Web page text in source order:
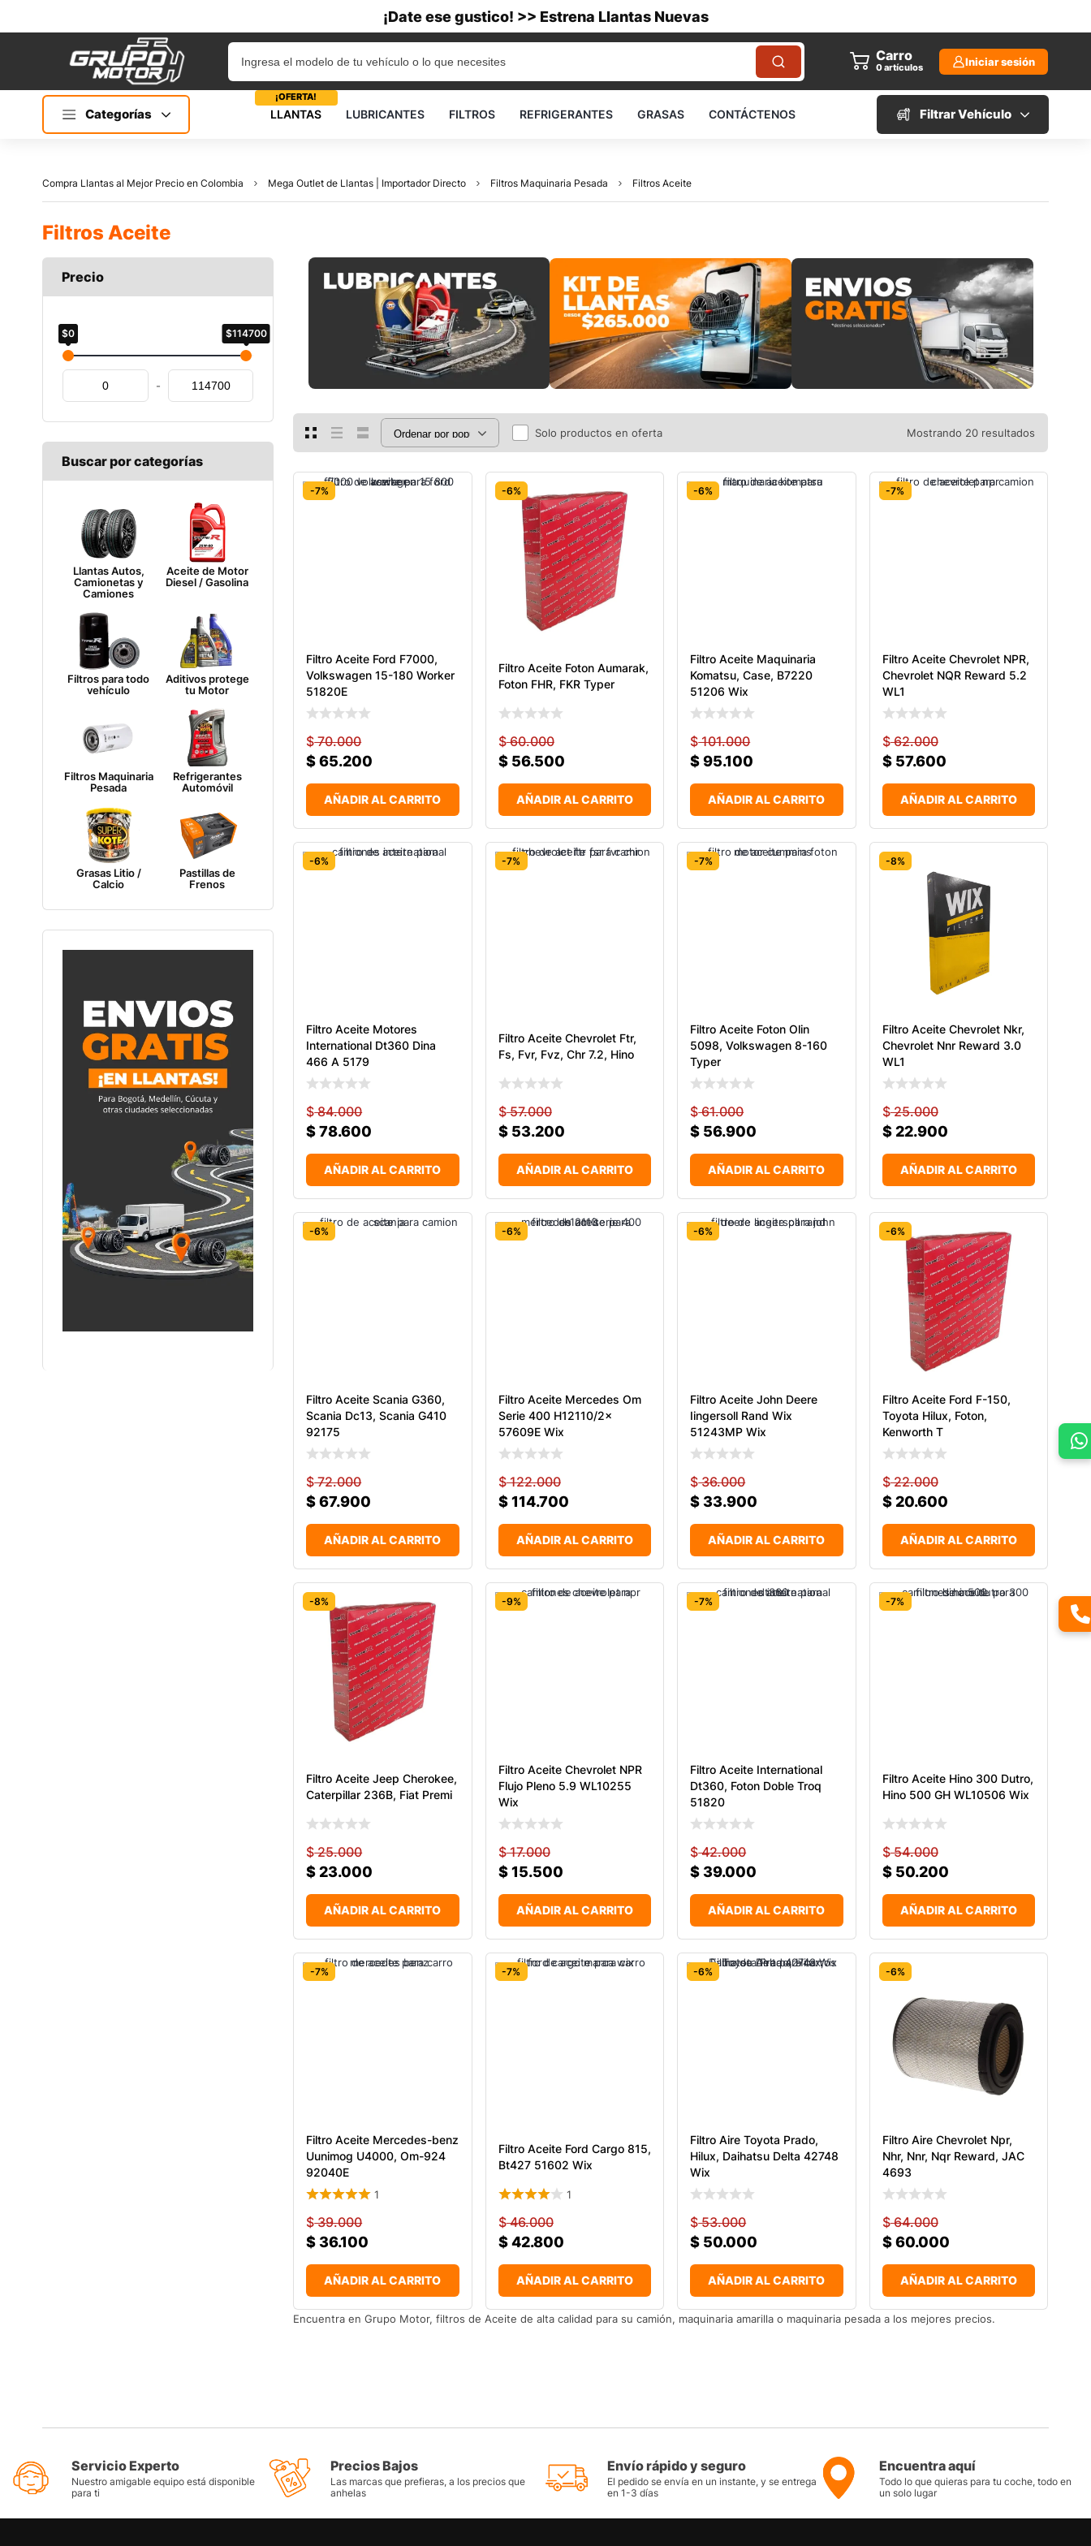
¡Date ese gustico! >> Estrena Llantas Nuevas
Carro
0artículos Iniciar sesión
Categorías LLANTAS
¡OFERTA!
LUBRICANTES FILTROS REFRIGERANTES GRASAS CONTÁCTENOS Filtrar Vehículo
Compra Llantas al Mejor Precio en Colombia Mega Outlet de Llantas | Importador Directo Filtros Maquinaria Pesada Filtros Aceite
Filtros Aceite
Precio
$0 $114700
-
Buscar por categorías
Llantas Autos,
Camionetas y
Camiones
Aceite de Motor
Diesel / Gasolina
Filtros para todo
vehículo
Aditivos protege
tu Motor
Filtros Maquinaria
Pesada
Refrigerantes
Automóvil
Grasas Litio /
Calcio
Pastillas de
Frenos
Solo productos en oferta Mostrando 20 resultados
-7%
Filtro Aceite Ford F7000,
Volkswagen 15-180 Worker
51820E
$70.000
$65.200
AÑADIR AL CARRITO
-6%
Filtro Aceite Foton Aumarak,
Foton FHR, FKR Typer
$60.000
$56.500
AÑADIR AL CARRITO
-6%
Filtro Aceite Maquinaria
Komatsu, Case, B7220
51206 Wix
$101.000
$95.100
AÑADIR AL CARRITO
-7%
Filtro Aceite Chevrolet NPR,
Chevrolet NQR Reward 5.2
WL1
$62.000
$57.600
AÑADIR AL CARRITO
-6%
Filtro Aceite Motores
International Dt360 Dina
466 A 5179
$84.000
$78.600
AÑADIR AL CARRITO
-7%
Filtro Aceite Chevrolet Ftr,
Fs, Fvr, Fvz, Chr 7.2, Hino
$57.000
$53.200
AÑADIR AL CARRITO
-7%
Filtro Aceite Foton Olin
5098, Volkswagen 8-160
Typer
$61.000
$ 56.900
AÑADIR AL CARRITO
-8%
Filtro Aceite Chevrolet Nkr,
Chevrolet Nnr Reward 3.0
WL1
$25.000
$22.900
AÑADIR AL CARRITO
-6%
Filtro Aceite Scania G360,
Scania Dc13, Scania G410
92175
$72.000
$67.900
AÑADIR AL CARRITO
-6%
Filtro Aceite Mercedes Om
Serie 400 H12110/2x
57609E Wix
$122.000
$114.700
AÑADIR AL CARRITO
-6%
Filtro Aceite John Deere
Iingersoll Rand Wix
51243MP Wix
$36.000
$33.900
AÑADIR AL CARRITO
-6%
Filtro Aceite Ford F-150,
Toyota Hilux, Foton,
Kenworth T
$22.000
$20.600
AÑADIR AL CARRITO
-8%
Filtro Aceite Jeep Cherokee,
Caterpillar 236B, Fiat Premi
$25.000
$23.000
AÑADIR AL CARRITO
-9%
Filtro Aceite Chevrolet NPR
Flujo Pleno 5.9 WL10255
Wix
$17.000
$15.500
AÑADIR AL CARRITO
-7%
Filtro Aceite International
Dt360, Foton Doble Troq
51820
$42.000
$39.000
AÑADIR AL CARRITO
-7%
Filtro Aceite Hino 300 Dutro,
Hino 500 GH WL10506 Wix
$54.000
$50.200
AÑADIR AL CARRITO
-7%
Filtro Aceite Mercedes-benz
Uunimog U4000, Om-924
92040E
1
$39.000
$36.100
AÑADIR AL CARRITO
-7%
Filtro Aceite Ford Cargo 815,
Bt427 51602 Wix
1
$46.000
$42.800
AÑADIR AL CARRITO
-6%
Filtro Aire Toyota Prado,
Hilux, Daihatsu Delta 42748
Wix
$53.000
$ 50.000
AÑADIR AL CARRITO
-6%
Filtro Aire Chevrolet Npr,
Nhr, Nnr, Nqr Reward, JAC
4693
$64.000
$60.000
AÑADIR AL CARRITO
Encuentra en Grupo Motor, filtros de Aceite de alta calidad para su camión, maquinaria amarilla o maquinaria pesada a los mejores precios.
Servicio Experto
Nuestro amigable equipo está disponible
para ti
Precios Bajos
Las marcas que prefieras, a los precios que
anhelas
Envío rápido y seguro
El pedido se envía en un instante, y se entrega
en 1-3 días
Encuentra aquí
Todo lo que quieras para tu coche, todo en
un solo lugar